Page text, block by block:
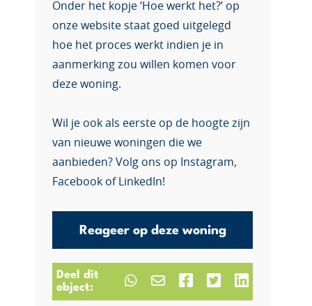
Onder het kopje ‘Hoe werkt het?’ op
onze website staat goed uitgelegd
hoe het proces werkt indien je in
aanmerking zou willen komen voor
deze woning.
Wil je ook als eerste op de hoogte zijn
van nieuwe woningen die we
aanbieden? Volg ons op Instagram,
Facebook of LinkedIn!
Reageer op deze woning
Deel dit
object: